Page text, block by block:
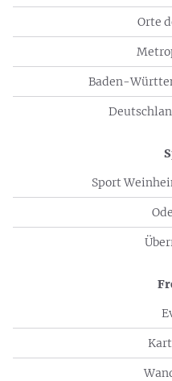
Orte
Baden-
Sport